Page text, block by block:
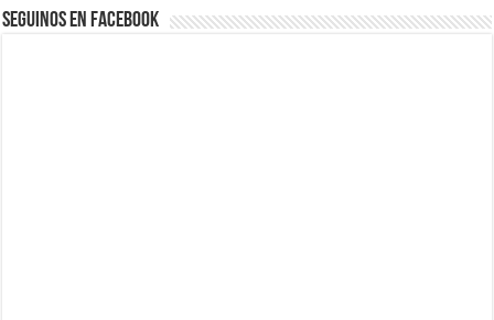
Seguinos en Facebook